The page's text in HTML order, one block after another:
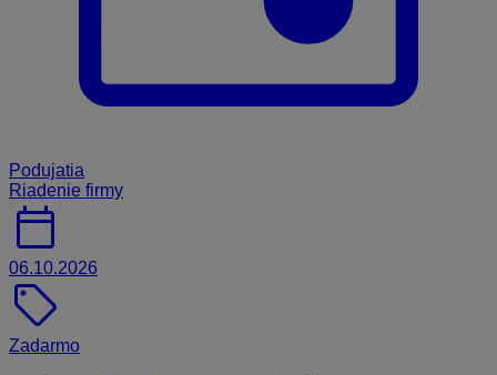
Podujatia
Riadenie firmy
calendar_today
06.10.2026
sell
Zadarmo